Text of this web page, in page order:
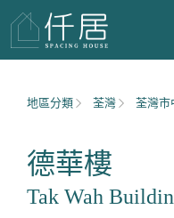
地區分類 荃灣 荃灣市
德華樓
Tak Wah